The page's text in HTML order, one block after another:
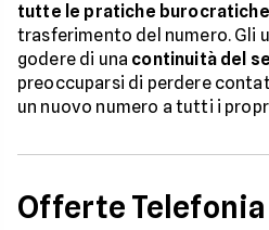
tutte le pratiche burocratiche
trasferimento del numero. Gli
godere di una continuità del
preoccuparsi di perdere
un nuovo numero a tutti i
Offerte